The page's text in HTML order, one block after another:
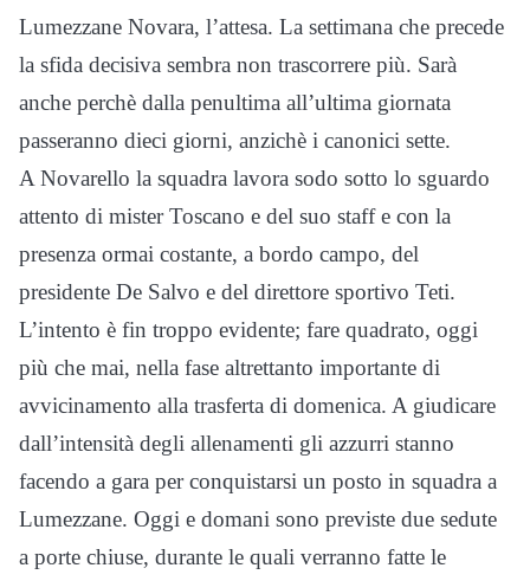
Lumezzane­ Novara, l’attesa. La settimana che precede
la sfida decisiva sembra non trascorrere più. Sarà
anche perchè dalla penultima all’ultima giornata
passeranno dieci giorni, anzichè i canonici sette.
A Novarello la squadra lavora sodo sotto lo sguardo
attento di mister Toscano e del suo staff e con la
presenza ormai costante, a bordo campo, del
presidente De Salvo e del direttore sportivo Teti.
L’intento è fin troppo evidente; fare quadrato, oggi
più che mai, nella fase altrettanto importante di
avvicinamento alla trasferta di domenica. A giudicare
dall’intensità degli allenamenti gli azzurri stanno
facendo a gara per conquistarsi un posto in squadra a
Lumezzane. Oggi e domani sono previste due sedute
a porte chiuse, durante le quali verranno fatte le